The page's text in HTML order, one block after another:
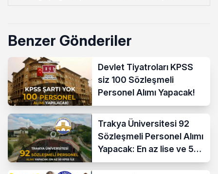
Benzer Gönderiler
Devlet Tiyatroları KPSS
siz 100 Sözleşmeli
Personel Alımı Yapacak!
Trakya Üniversitesi 92
Sözleşmeli Personel Alımı
Yapacak: En az lise ve 50
KPSS İle